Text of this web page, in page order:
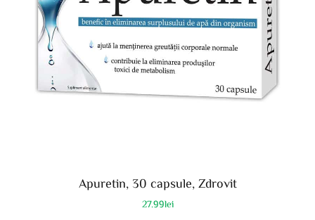
Apuretin, 30 capsule, Zdrovit
27.99lei